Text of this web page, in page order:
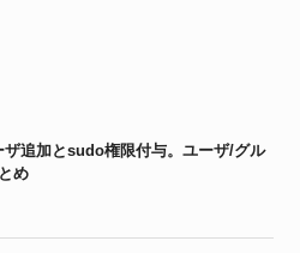
追加とsudo権限付与。ユーザ/グル
め